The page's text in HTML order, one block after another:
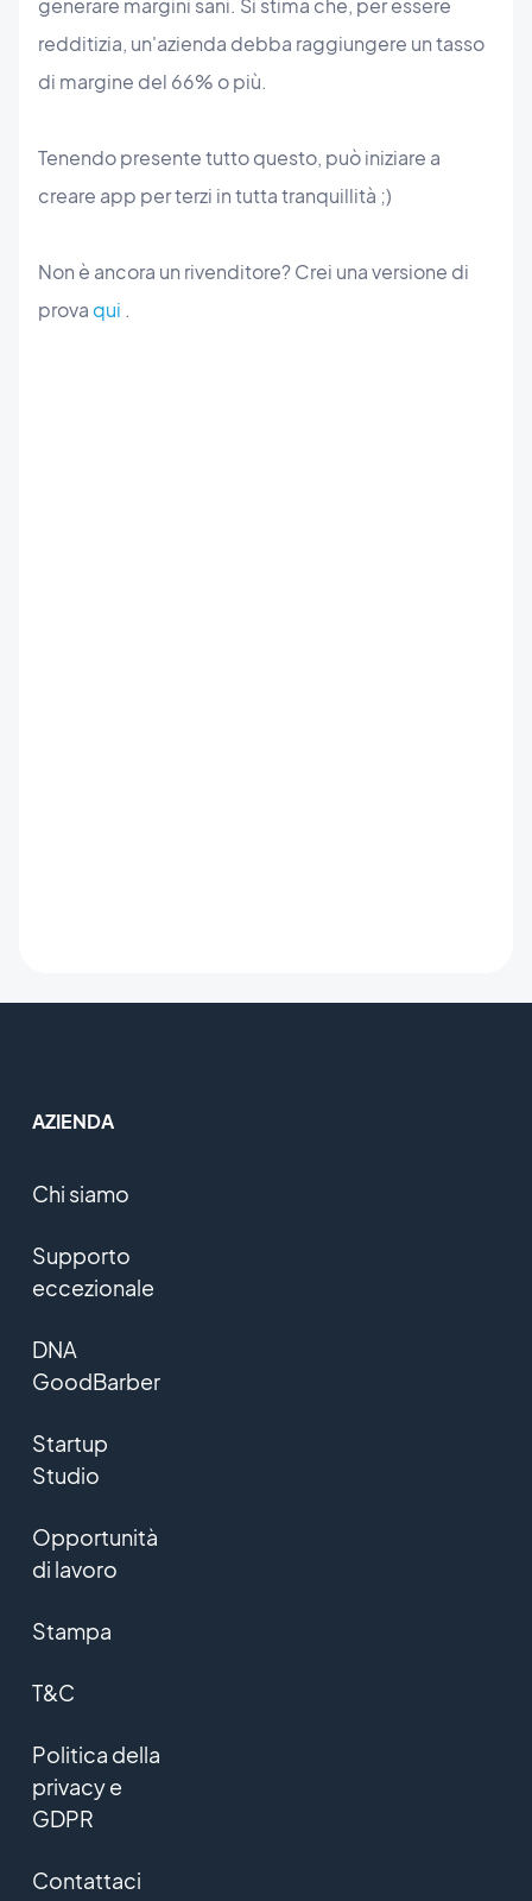
generare margini sani. Si stima che, per essere
redditizia, un'azienda debba raggiungere un tasso
di margine del 66% o più.
Tenendo presente tutto questo, può iniziare a
creare app per terzi in tutta tranquillità ;)
Non è ancora un rivenditore? Crei una versione di
prova qui .
AZIENDA
Chi siamo
Supporto
eccezionale
DNA
GoodBarber
Startup
Studio
Opportunità
di lavoro
Stampa
T&C
Politica della
privacy e
GDPR
Contattaci